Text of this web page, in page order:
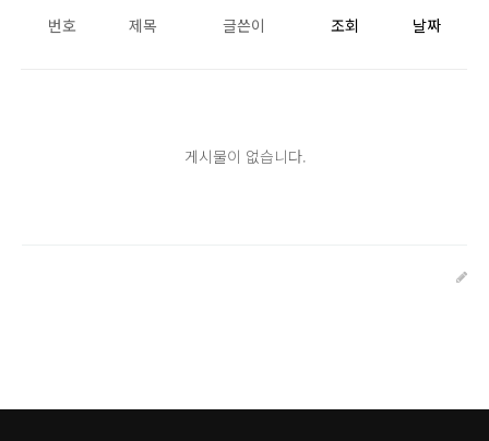
번호 제목 글쓴이 조회 날짜
게시물이 없습니다.